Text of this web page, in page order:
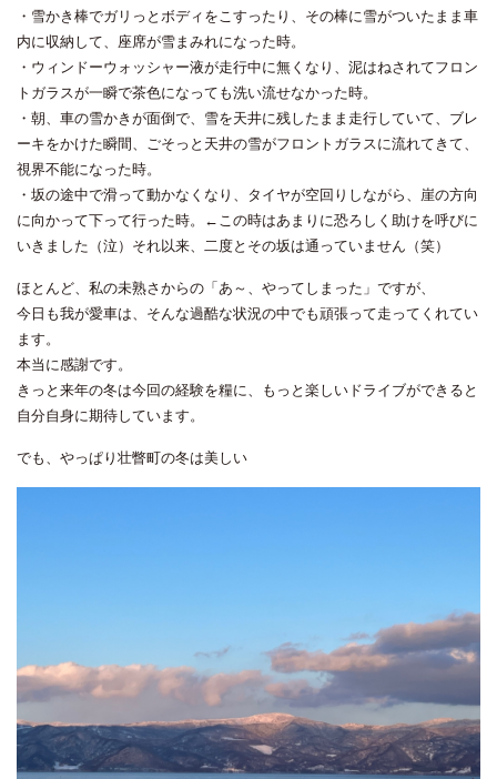
・雪かき棒でガリっとボディをこすったり、その棒に雪がついたまま車
内に収納して、座席が雪まみれになった時。
・ウィンドーウォッシャー液が走行中に無くなり、泥はねされてフロン
トガラスが一瞬で茶色になっても洗い流せなかった時。
・朝、車の雪かきが面倒で、雪を天井に残したまま走行していて、ブレ
ーキをかけた瞬間、ごそっと天井の雪がフロントガラスに流れてきて、
視界不能になった時。
・坂の途中で滑って動かなくなり、タイヤが空回りしながら、崖の方向
に向かって下って行った時。←この時はあまりに恐ろしく助けを呼びに
いきました（泣）それ以来、二度とその坂は通っていません（笑）
ほとんど、私の未熟さからの「あ～、やってしまった」ですが、
今日も我が愛車は、そんな過酷な状況の中でも頑張って走ってくれてい
ます。
本当に感謝です。
きっと来年の冬は今回の経験を糧に、もっと楽しいドライブができると
自分自身に期待しています。
でも、やっぱり壮瞥町の冬は美しい